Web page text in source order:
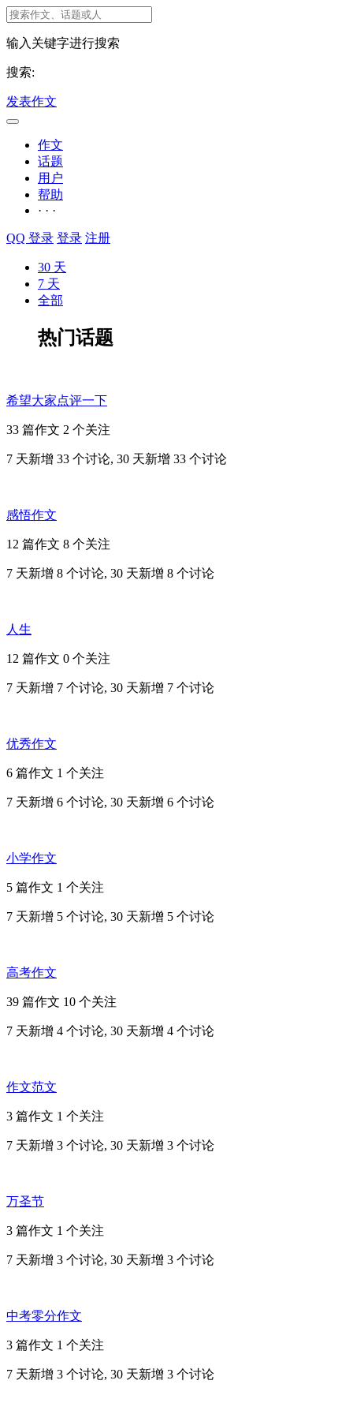
输入关键字进行搜索
搜索:
发表作文
作文
话题
用户
帮助
· · ·
QQ 登录 登录 注册
30 天
7 天
全部
热门话题
希望大家点评一下
33 篇作文 2 个关注
7 天新增 33 个讨论, 30 天新增 33 个讨论
感悟作文
12 篇作文 8 个关注
7 天新增 8 个讨论, 30 天新增 8 个讨论
人生
12 篇作文 0 个关注
7 天新增 7 个讨论, 30 天新增 7 个讨论
优秀作文
6 篇作文 1 个关注
7 天新增 6 个讨论, 30 天新增 6 个讨论
小学作文
5 篇作文 1 个关注
7 天新增 5 个讨论, 30 天新增 5 个讨论
高考作文
39 篇作文 10 个关注
7 天新增 4 个讨论, 30 天新增 4 个讨论
作文范文
3 篇作文 1 个关注
7 天新增 3 个讨论, 30 天新增 3 个讨论
万圣节
3 篇作文 1 个关注
7 天新增 3 个讨论, 30 天新增 3 个讨论
中考零分作文
3 篇作文 1 个关注
7 天新增 3 个讨论, 30 天新增 3 个讨论